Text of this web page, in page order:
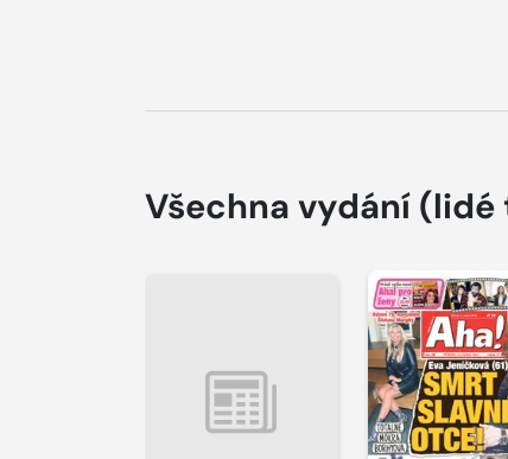
Všechna vydání (lidé